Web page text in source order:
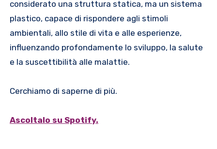
considerato una struttura statica, ma un sistema
plastico, capace di rispondere agli stimoli
ambientali, allo stile di vita e alle esperienze,
influenzando profondamente lo sviluppo, la salute
e la suscettibilità alle malattie.
Cerchiamo di saperne di più.
Ascoltalo su Spotify.